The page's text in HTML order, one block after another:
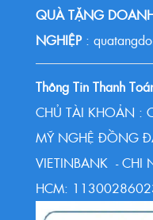
QUÀ TẶNG
NGHIỆP :
Thông Tin Thanh
CHỦ TÀI KHOẢN :
MỸ NGHỆ ĐỒNG
VIETINBANK - CHI
HCM: